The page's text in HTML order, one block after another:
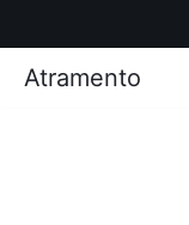
Atramento